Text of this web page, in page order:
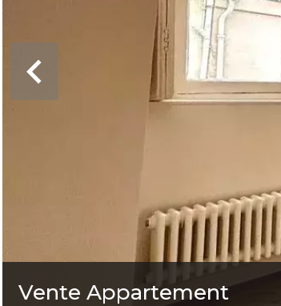
Vente Appartement